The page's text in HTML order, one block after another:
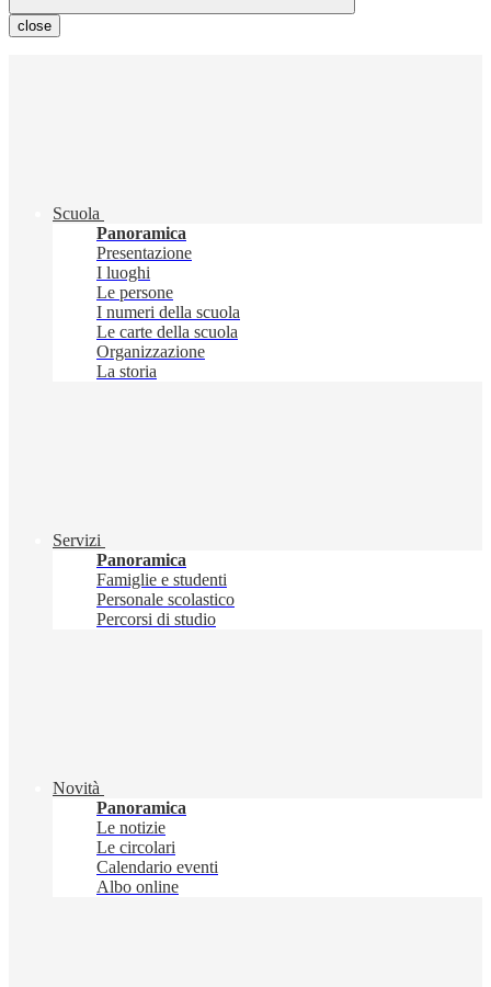
close
Scuola
Panoramica
Presentazione
I luoghi
Le persone
I numeri della scuola
Le carte della scuola
Organizzazione
La storia
Servizi
Panoramica
Famiglie e studenti
Personale scolastico
Percorsi di studio
Novità
Panoramica
Le notizie
Le circolari
Calendario eventi
Albo online